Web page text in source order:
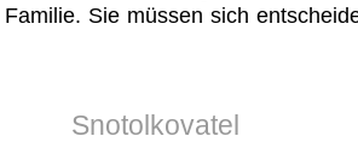
Sie müssen sich
Snotolkovatel